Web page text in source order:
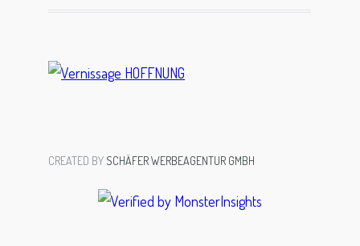
CREATED BY SCHÄFER WERBEAGENTUR GMBH